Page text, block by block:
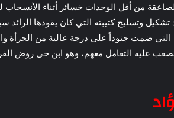
من أقل الوحدات خسائر أثناء الأنسحاب
وتسليح كتيبته التي كان يقودها الرائد
التي ضمت جنوداً على درجة عالية من الجرأة
عليه التعامل معهم، وهو ابن حى روض